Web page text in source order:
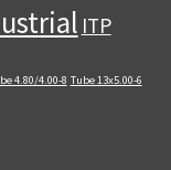
ITP
4.80/4.00-8 Tube 13x5.00-6